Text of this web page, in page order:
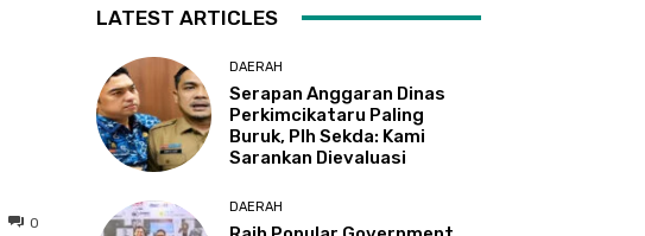
0
LATEST ARTICLES
DAERAH
Serapan Anggaran Dinas
Perkimcikataru Paling
Buruk, Plh Sekda: Kami
Sarankan Dievaluasi
DAERAH